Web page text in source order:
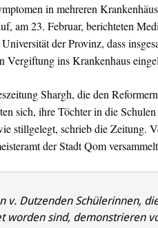
in mehreren
am 23. Februar, berichteten
der Provinz, dass
Vergiftung ins Krankenhaus
Shargh, die den
sich, ihre Töchter in die
stillgelegt, schrieb die Zeitung.
der Stadt Qom
v. Dutzenden Schülerinnen,
worden sind, demonstrieren